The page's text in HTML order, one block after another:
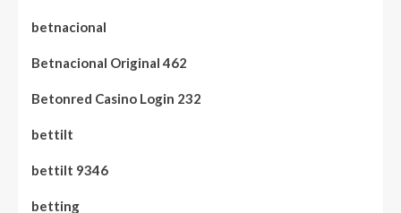
betnacional
Betnacional Original 462
Betonred Casino Login 232
bettilt
bettilt 9346
betting